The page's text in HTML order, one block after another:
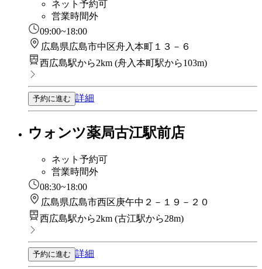
ネット予約可
営業時間外
09:00~18:00
広島県広島市中区舟入本町１３－６
西広島駅から2km (舟入本町駅から103m)
予約に進む 詳細
ウォンツ薬局古江駅前店
ネット予約可
営業時間外
08:30~18:00
広島県広島市西区庚午中２－１９－２０
西広島駅から2km (古江駅から28m)
予約に進む 詳細